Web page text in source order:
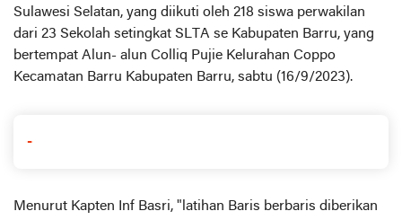
Sulawesi Selatan, yang diikuti oleh 218 siswa perwakilan
dari 23 Sekolah setingkat SLTA se Kabupaten Barru, yang
bertempat Alun- alun Colliq Pujie Kelurahan Coppo
Kecamatan Barru Kabupaten Barru, sabtu (16/9/2023).
-
Menurut Kapten Inf Basri, "latihan Baris berbaris diberikan